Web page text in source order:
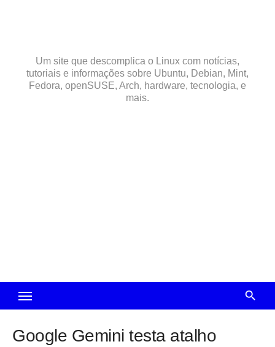
Um site que descomplica o Linux com notícias,
tutoriais e informações sobre Ubuntu, Debian, Mint,
Fedora, openSUSE, Arch, hardware, tecnologia, e
mais.
Google Gemini testa atalho